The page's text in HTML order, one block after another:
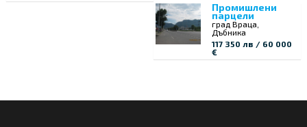
Промишлени
парцели
град Враца,
Дъбника
117 350 лв / 60 000
€